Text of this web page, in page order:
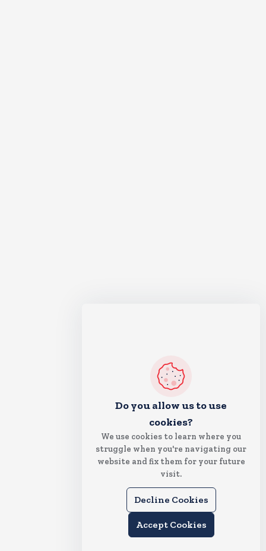
Do you allow us to use
cookies?
We use cookies to learn where you
struggle when you're navigating our
website and fix them for your future
visit.
Decline Cookies
Accept Cookies